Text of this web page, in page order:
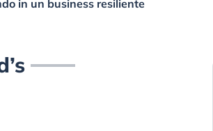
in un business resiliente